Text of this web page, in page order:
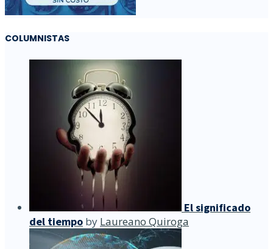
COLUMNISTAS
El significado
del tiempo by Laureano Quiroga